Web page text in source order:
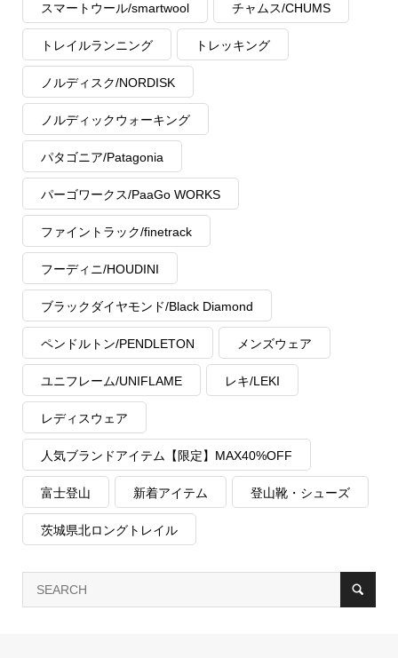
スマートウール/smartwool チャムス/CHUMS
トレイルランニング トレッキング
ノルディスク/NORDISK
ノルディックウォーキング
パタゴニア/Patagonia
パーゴワークス/PaaGo WORKS
ファイントラック/finetrack
フーディニ/HOUDINI
ブラックダイヤモンド/Black Diamond
ペンドルトン/PENDLETON メンズウェア
ユニフレーム/UNIFLAME レキ/LEKI
レディスウェア
人気ブランドアイテム【限定】MAX40%OFF
富士登山 新着アイテム 登山靴・シューズ
茨城県北ロングトレイル